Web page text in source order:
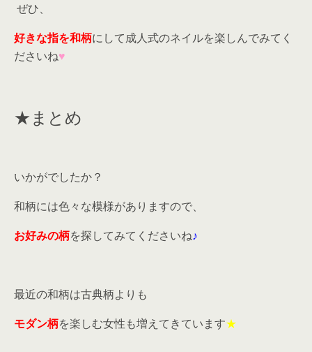
ぜひ、
好きな指を和柄にして成人式のネイルを楽しんでみてく
ださいね♥
★まとめ
いかがでしたか？
和柄には色々な模様がありますので、
お好みの柄を探してみてくださいね♪
最近の和柄は古典柄よりも
モダン柄を楽しむ女性も増えてきています★